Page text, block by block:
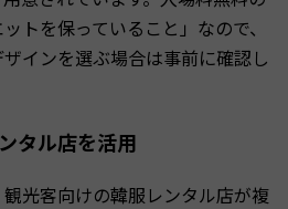
トを保っていること」なので、
インを選ぶ場合は事前に確認し
タル店を活用
光客向けの韓服レンタル店が複